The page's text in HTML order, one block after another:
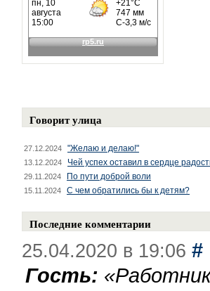
Говорит улица
27.12.2024 "Желаю и делаю!"
13.12.2024 Чей успех оставил в сердце
29.11.2024 По пути доброй воли
15.11.2024 С чем обратились бы к детям?
Последние комментарии
25.04.2020 в 19:06 #
Гость: «